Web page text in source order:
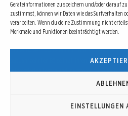
Geräteinformationen zu speichern und/oder darauf
zustimmst, können wir Daten wie das Surfverhalten
verarbeiten. Wenn du deine Zustimmung nicht
Merkmale und Funktionen beeinträchtigt werden.
EINSTELLUNGEN
Erfolgreiche Börsengeschäfte bedingen vor allem
richtige Interpretationen und unabhängige
auch die redaktionelle Leitlinie von Börse Global.
Hinter Börse Global steht ein Team von erfahrenen
seit Jahrzehnten Börse in all ihren Facetten leben
interessierten Lesern und Investoren ein Angebot
Entwicklungen, Tendenzen, Chancen und Risiken